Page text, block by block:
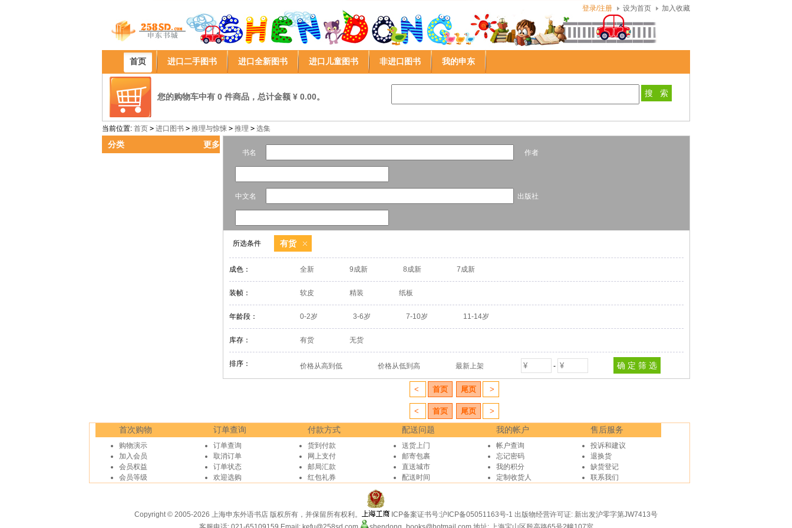
登录/注册 设为首页 加入收藏
首页 进口二手图书 进口全新图书 进口儿童图书 非进口图书 我的申东
您的购物车中有 0 件商品，总计金额 ¥ 0.00。
当前位置: 首页 > 进口图书 > 推理与惊悚 > 推理 > 选集
分类 更多
书名 作者
中文名 出版社
所选条件 有货
成色： 全新 9成新 8成新 7成新
装帧： 软皮 精装 纸板
年龄段： 0-2岁 3-6岁 7-10岁 11-14岁
库存： 有货 无货
排序： 价格从高到低 价格从低到高 最新上架 -
< 首页 尾页 >
< 首页 尾页 >
首次购物
购物演示
加入会员
会员权益
会员等级
订单查询
订单查询
取消订单
订单状态
欢迎选购
付款方式
货到付款
网上支付
邮局汇款
红包礼券
配送问题
送货上门
邮寄包裹
直送城市
配送时间
我的帐户
帐户查询
忘记密码
我的积分
定制收货人
售后服务
投诉和建议
退换货
缺货登记
联系我们
Copyright © 2005-2026 上海申东外语书店 版权所有，并保留所有权利。 ICP备案证书号:沪ICP备05051163号-1 出版物经营许可证: 新出发沪零字第JW7413号